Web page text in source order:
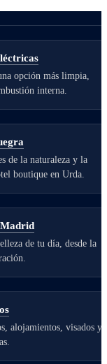
opción más limpia,
interna.
de la naturaleza y la
boutique en Urda.
de tu día, desde la
alojamientos, visados y